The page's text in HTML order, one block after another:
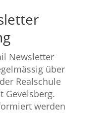
Newsletter
über
Realschule
Gevelsberg.
werden